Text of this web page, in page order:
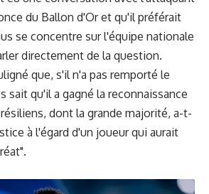
du Ballon d'Or et qu'il préférait
se concentre sur l'équipe nationale
directement de la question.
que, s'il n'a pas remporté le
sait qu'il a gagné la reconnaissance
dont la grande majorité, a-t-
à l'égard d'un joueur qui aurait